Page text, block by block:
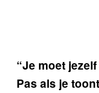
“Je moet
Pas als je